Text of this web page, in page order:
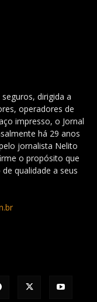
dirigida a
operadores de
impresso, o Jornal
há 29 anos
jornalista Nelito
o propósito que
qualidade a seus